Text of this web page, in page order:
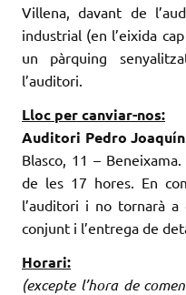
Villena, davant de
industrial (en l’eixida
un pàrquing
l’auditori.
Lloc per canviar-nos:
Auditori Pedro Joaquín
Blasco, 11 –
de les 17 hores. En
l’auditori i no tornarà
conjunt i l’entrega de
Horari:
(excepte l’hora de